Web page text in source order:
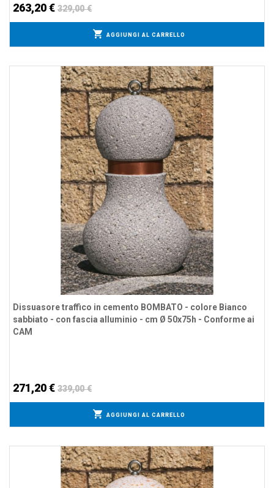
263,20 € 329,00 €
AGGIUNGI AL CARRELLO
Dissuasore traffico in cemento BOMBATO - colore Bianco
sabbiato - con fascia alluminio - cm Ø 50x75h - Conforme ai
CAM
271,20 € 339,00 €
AGGIUNGI AL CARRELLO